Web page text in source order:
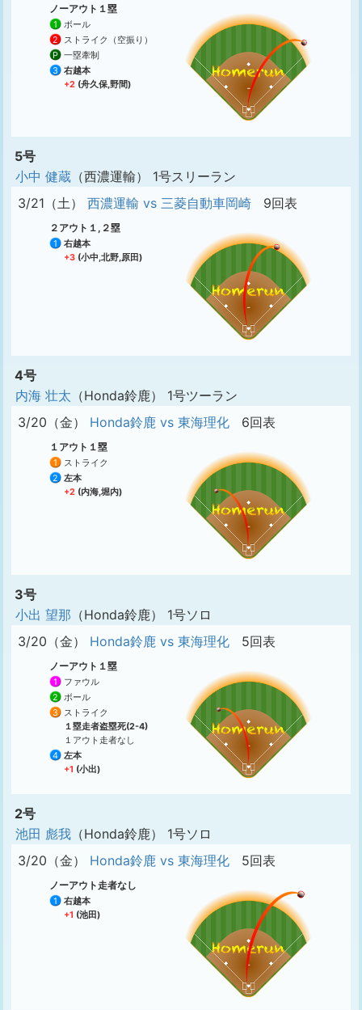
ノーアウト１塁
1
ボール
2
ストライク（空振り）
P 一塁牽制
3
右越本
+2 (舟久保,野間)
5号
小中 健蔵 （西濃運輸） 1号スリーラン
3/21（土） 西濃運輸 vs 三菱自動車岡崎 9回表
２アウト１,２塁
1
右越本
+3 (小中,北野,原田)
4号
内海 壮太 （Honda鈴鹿） 1号ツーラン
3/20（金） Honda鈴鹿 vs 東海理化 6回表
１アウト１塁
1
ストライク
2
左本
+2 (内海,堀内)
3号
小出 望那 （Honda鈴鹿） 1号ソロ
3/20（金） Honda鈴鹿 vs 東海理化 5回表
ノーアウト１塁
1
ファウル
2
ボール
3
ストライク
１塁走者盗塁死(2-4)
１アウト走者なし
4 左本
+1 (小出)
2号
池田 彪我 （Honda鈴鹿） 1号ソロ
3/20（金） Honda鈴鹿 vs 東海理化 5回表
ノーアウト走者なし
1
右越本
+1 (池田)